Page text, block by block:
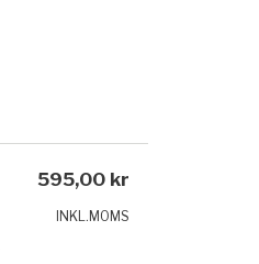
595,00 kr
INKL.MOMS